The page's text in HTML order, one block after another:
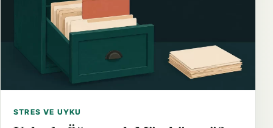
STRES VE UYKU